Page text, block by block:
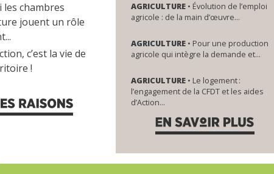
les chambres
jouent un rôle
c’est la vie de
!
AGRICULTURE • Évolution de l’emploi
agricole : de la main d’œuvre...
AGRICULTURE • Pour une production
agricole qui intègre la demande et...
AGRICULTURE • Le logement :
l’engagement de la CFDT et les aides
d’Action...